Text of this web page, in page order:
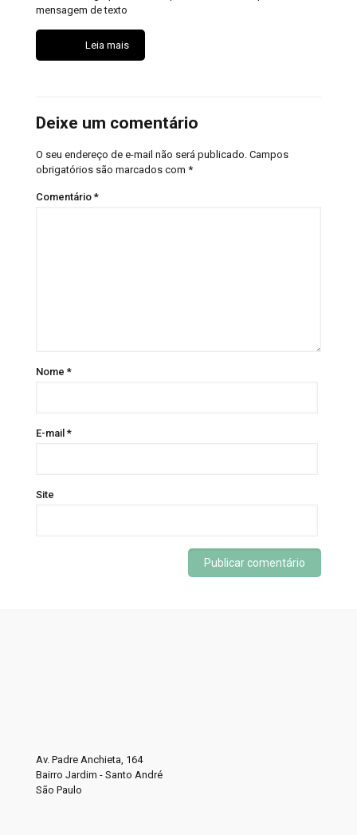
mensagem de texto
Leia mais
Deixe um comentário
O seu endereço de e-mail não será publicado. Campos
obrigatórios são marcados com *
Comentário *
Nome *
E-mail *
Site
Av. Padre Anchieta, 164
Bairro Jardim - Santo André
São Paulo